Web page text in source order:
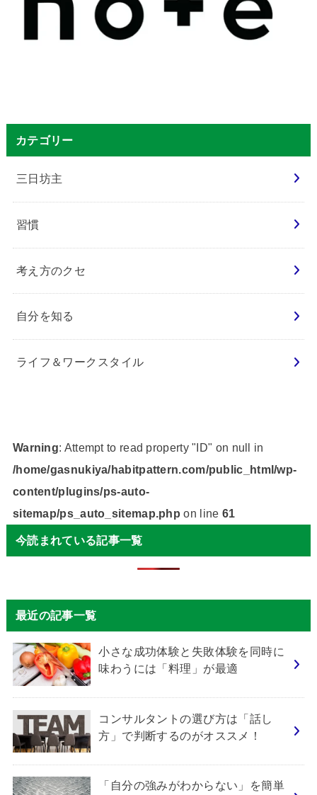
カテゴリー
三日坊主
習慣
考え方のクセ
自分を知る
ライフ＆ワークスタイル
Warning: Attempt to read property "ID" on null in
/home/gasnukiya/habitpattern.com/public_html/wp-
content/plugins/ps-auto-
sitemap/ps_auto_sitemap.php on line 61
今読まれている記事一覧
最近の記事一覧
小さな成功体験と失敗体験を同時に
味わうには「料理」が最適
コンサルタントの選び方は「話し
方」で判断するのがオススメ！
「自分の強みがわからない」を簡単